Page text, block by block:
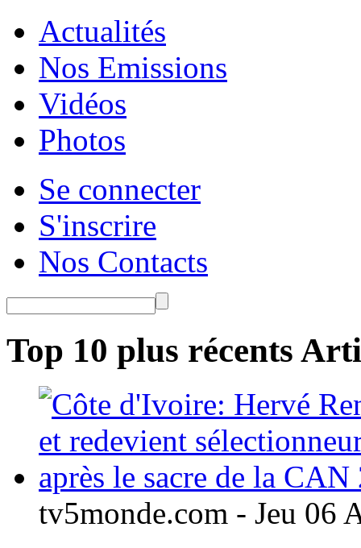
Actualités
Nos Emissions
Vidéos
Photos
Se connecter
S'inscrire
Nos Contacts
Top 10 plus récents
tv5monde.com - Jeu 06